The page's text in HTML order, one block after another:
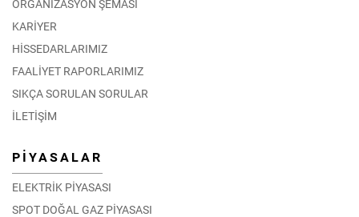
ORGANİZASYON ŞEMASI
KARİYER
HİSSEDARLARIMIZ
FAALİYET RAPORLARIMIZ
SIKÇA SORULAN SORULAR
İLETİŞİM
PİYASALAR
ELEKTRİK PİYASASI
SPOT DOĞAL GAZ PİYASASI